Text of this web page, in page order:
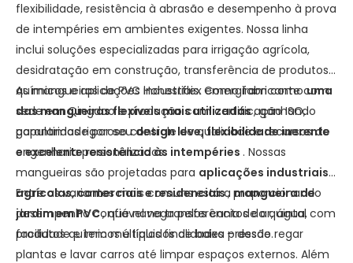
flexibilidade, resistência à abrasão e desempenho à prova
de intempéries em ambientes exigentes. Nossa linha
inclui soluções especializadas para irrigação agrícola,
desidratação em construção, transferência de produtos
químicos e aplicações industriais. Como fabricante com
sede em Qingdao e produção com certificação ISO,
garantimos rigoroso controle de qualidade e recursos de
engenharia personalizados.
As mangueiras de PVC Honestflex emergiram comouma
das mangueiras flexíveis mais utilizadas, ganhando
popularidade por seudesign leve, flexibilidade inerente
e excelente resistência às intempéries . Nossas
mangueiras são projetadas para aplicações industriais,
agrícolas, comerciais e residenciais, proporcionando
desempenho confiável na transferência de ar, água,
produtos químicos e líquidos de baixa pressão.
Entre as variantes mais comuns está amangueira de
jardim em PVC, que navega pelos cantos do quintal com
facilidade e tem múltiplas finalidades – desde regar
plantas e lavar carros até limpar espaços externos. Além